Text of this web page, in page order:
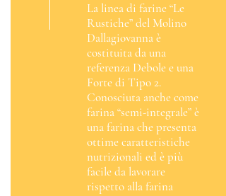
La linea di farine “Le
Rustiche” del Molino
Dallagiovanna è
costituita da una
referenza Debole e una
Forte di Tipo 2.
Conosciuta anche come
farina “semi-integrale” è
una farina che presenta
ottime caratteristiche
nutrizionali ed è più
facile da lavorare
rispetto alla farina